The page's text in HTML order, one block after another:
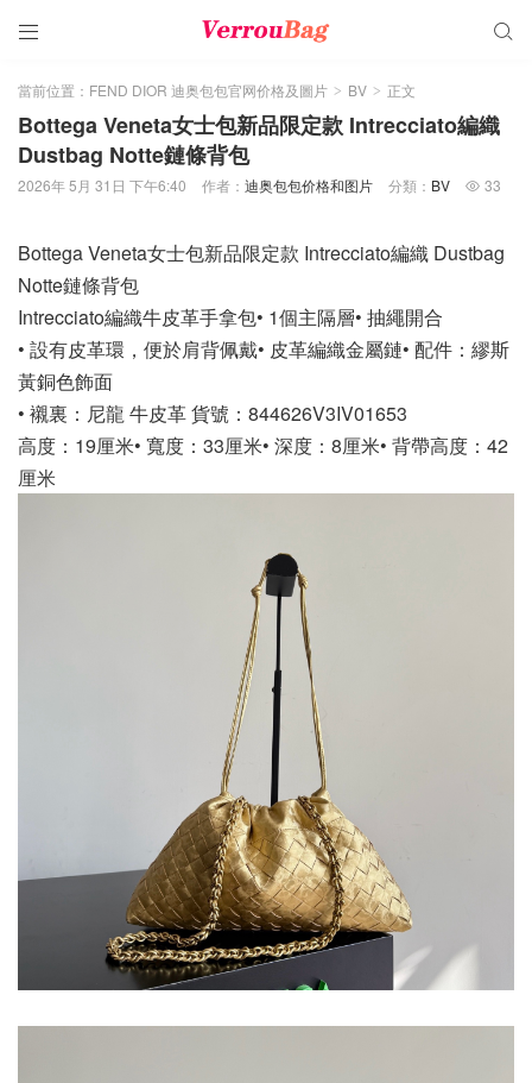
 
當前位置： FEND DIOR 迪奥包包官网价格及圖片 > BV > 正文
Bottega Veneta女士包新品限定款 Intrecciato編織
Dustbag Notte鏈條背包
2026年 5月 31日 下午6:40 作者： 迪奥包包价格和图片 分類： BV  33
Bottega Veneta女士包新品限定款 Intrecciato編織 Dustbag
Notte鏈條背包
Intrecciato編織牛皮革手拿包• 1個主隔層• 抽繩開合
• 設有皮革環，便於肩背佩戴• 皮革編織金屬鏈• 配件：繆斯
黃銅色飾面
• 襯裏：尼龍 牛皮革 貨號：844626V3IV01653
高度：19厘米• 寬度：33厘米• 深度：8厘米• 背帶高度：42
厘米